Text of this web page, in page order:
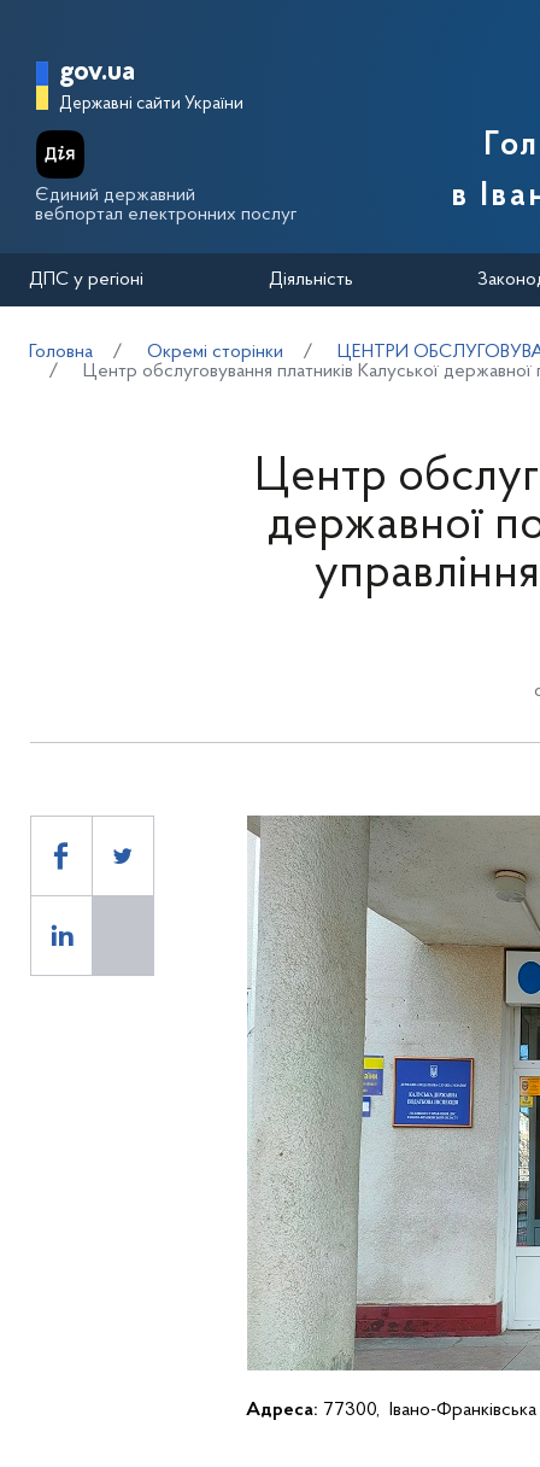
Головна сторінка Державної
gov.ua
Державні сайти України
Єдиний державний
вебпортал електронних послуг
в
ДПС у регіоні Діяльність
Головна Окремі сторінки
ЦЕНТРИ
Центр обслуговування платників Калуської державної
Центр
державної
Адреса: 77300, Івано-